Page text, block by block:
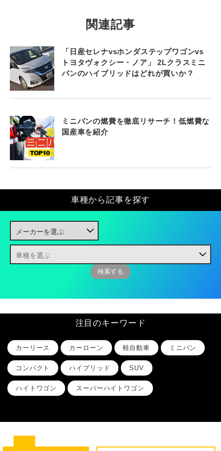
関連記事
「日産セレナvsホンダステップワゴンvs
トヨタヴォクシー・ノア」 2Lクラスミニ
バンのハイブリッドはどれが買いか？
ミニバンの燃費を徹底リサーチ！低燃費な
国産車を紹介
車種から記事を探す
注目のキーワード
カーリース カーローン 軽自動車 ミニバン
コンパクト ハイブリッド SUV
ハイトワゴン スーパーハイトワゴン